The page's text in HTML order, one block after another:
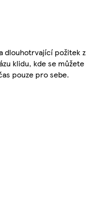
dlouhotrvající požitek z
klidu, kde se můžete
pouze pro sebe.